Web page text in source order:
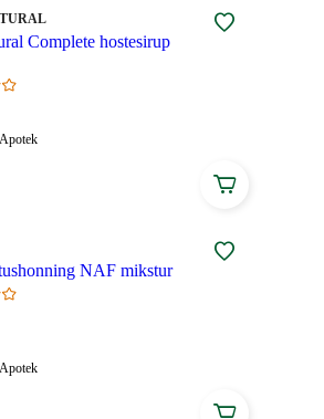
Complete hostesirup
Apotek:
Apotek
NAF mikstur
Apotek:
Apotek